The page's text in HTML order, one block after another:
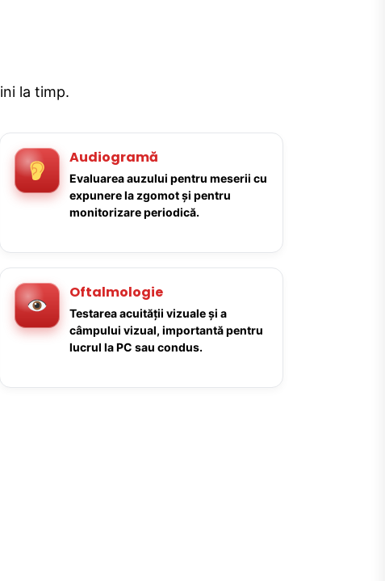
la timp.
Audiogramă
Evaluarea auzului pentru meserii cu
expunere la zgomot și pentru
monitorizare periodică.
Oftalmologie
Testarea acuității vizuale și a
câmpului vizual, importantă pentru
lucrul la PC sau condus.